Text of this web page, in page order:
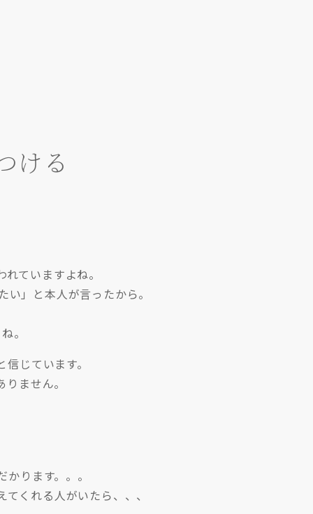
ける
ていますよね。
」と本人が言ったから。
。
じています。
ません。
ります。。。
くれる人がいたら、、、